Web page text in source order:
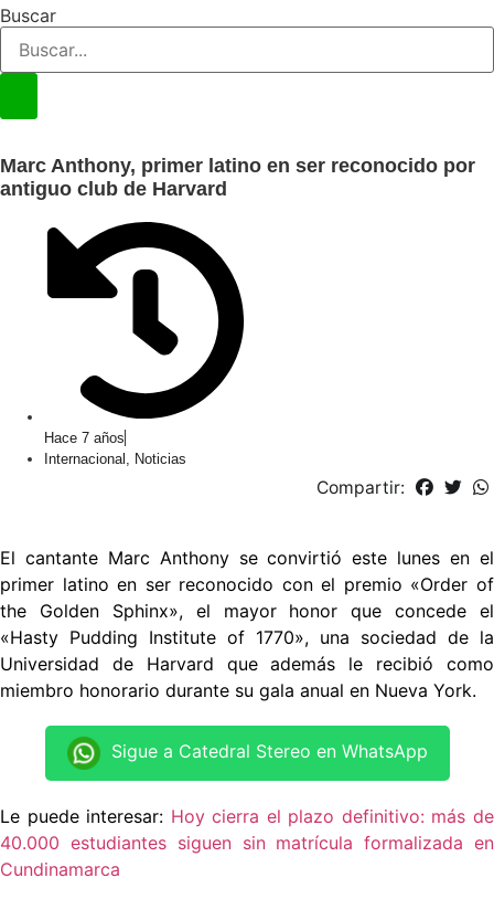
Buscar
Marc Anthony, primer latino en ser reconocido por
antiguo club de Harvard
Hace 7 años
Internacional , Noticias
Compartir:
El cantante Marc Anthony se convirtió este lunes en el
primer latino en ser reconocido con el premio «Order of
the Golden Sphinx», el mayor honor que concede el
«Hasty Pudding Institute of 1770», una sociedad de la
Universidad de Harvard que además le recibió como
miembro honorario durante su gala anual en Nueva York.
Sigue a Catedral Stereo en WhatsApp
Le puede interesar: Hoy cierra el plazo definitivo: más de
40.000 estudiantes siguen sin matrícula formalizada en
Cundinamarca